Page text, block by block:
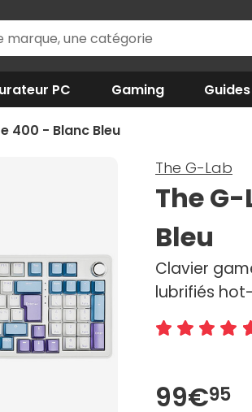
PC Gaming Guides
400 - Blanc Bleu
The G-Lab
The
Bleu
Clavier
lubrifiés
99€95